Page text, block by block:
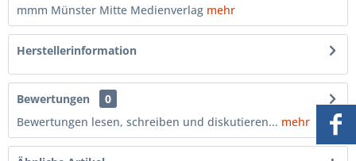
mmm Münster Mitte Medienverlag mehr
Herstellerinformation
Bewertungen
0
Bewertungen lesen, schreiben und diskutieren... mehr